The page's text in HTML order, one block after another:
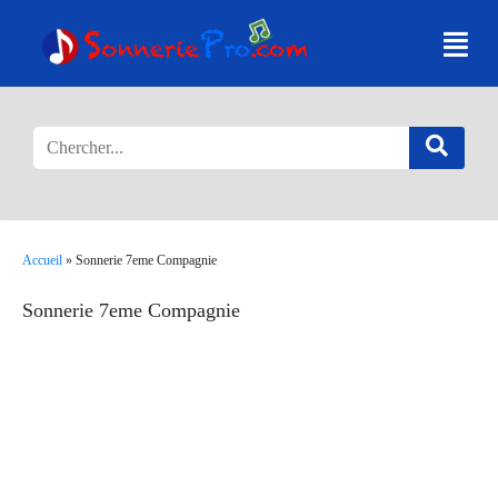
Accueil » Sonnerie 7eme Compagnie
Sonnerie 7eme Compagnie